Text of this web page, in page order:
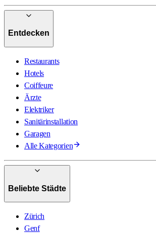
Entdecken
Restaurants
Hotels
Coiffeure
Ärzte
Elektriker
Sanitärinstallation
Garagen
Alle Kategorien
Beliebte Städte
Zürich
Genf